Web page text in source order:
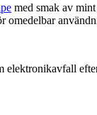
med smak av
omedelbar
elektronikavfall